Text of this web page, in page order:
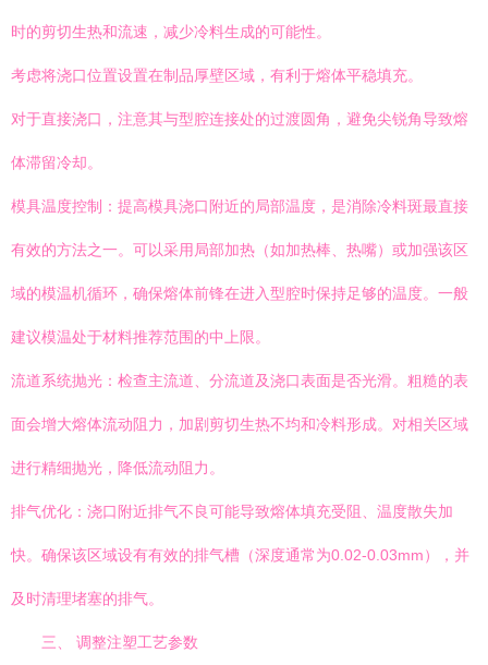
时的剪切生热和流速，减少冷料生成的可能性。
考虑将浇口位置设置在制品厚壁区域，有利于熔体平稳填充。
对于直接浇口，注意其与型腔连接处的过渡圆角，避免尖锐角导致熔
体滞留冷却。
模具温度控制：提高模具浇口附近的局部温度，是消除冷料斑最直接
有效的方法之一。可以采用局部加热（如加热棒、热嘴）或加强该区
域的模温机循环，确保熔体前锋在进入型腔时保持足够的温度。一般
建议模温处于材料推荐范围的中上限。
流道系统抛光：检查主流道、分流道及浇口表面是否光滑。粗糙的表
面会增大熔体流动阻力，加剧剪切生热不均和冷料形成。对相关区域
进行精细抛光，降低流动阻力。
排气优化：浇口附近排气不良可能导致熔体填充受阻、温度散失加
快。确保该区域设有有效的排气槽（深度通常为0.02-0.03mm），并
及时清理堵塞的排气。
三、 调整注塑工艺参数